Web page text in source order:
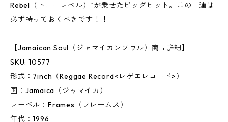
Rebel（トニーレベル）"が乗せたビッグヒット。この一連は
必ず持っておくべきです！！
【Jamaican Soul（ジャマイカンソウル）商品詳細】
SKU: 10577
形式：7inch（Reggae Record<レゲエレコード>）
国：Jamaica（ジャマイカ）
レーベル：Frames（フレームス）
年代：1996